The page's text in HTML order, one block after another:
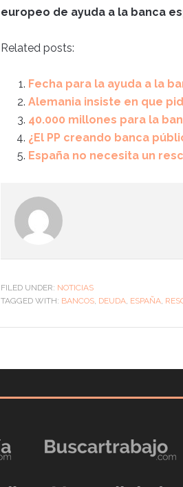
europeo de ayuda a la banca
Related posts:
Fecha para la ayuda a la
Alemania insiste en que
40.000 millones para la
¿El PP creando banca
España no necesita un
FILED UNDER: NOTICIAS
TAGGED WITH: BANCOS, DEUDA, ESPAÑA,